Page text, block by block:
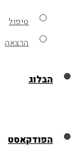
טיפול
הרצאה
הבלוג
הפודקאסט